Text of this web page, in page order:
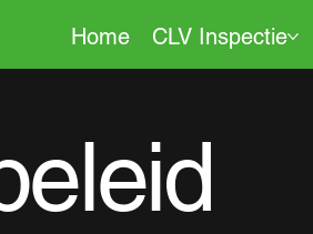
Home CLV Inspectie